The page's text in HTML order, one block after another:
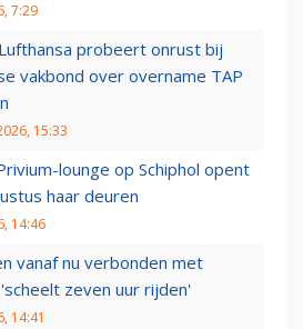
7:29
probeert onrust bij
vakbond over overname TAP
15:33
lounge op Schiphol opent
haar deuren
14:46
vanaf nu verbonden met
zeven uur rijden'
14:41